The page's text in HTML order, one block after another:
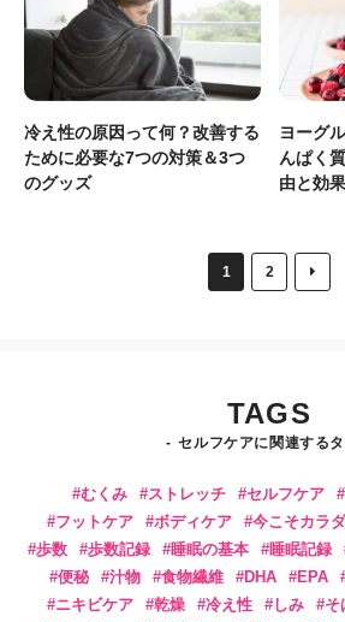
冷え性の原因って何？改善する
ために必要な7つの対策＆3つ
のグッズ
ヨーグ
んぱく
由と効
1 2
TAGS
セルフケアに関連する
むくみ ストレッチ セルフケア
フットケア
ボディケア 今こそカラダ
歩数
歩数記録 睡眠の基本 睡眠記録
便秘
汁物 食物繊維 DHA EPA
ニキビケア
乾燥 冷え性 しみ そ